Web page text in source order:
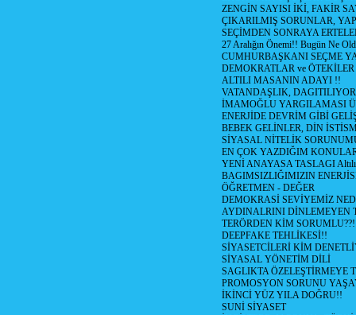
ZENGİN SAYISI İKİ, FAKİR
ÇIKARILMIŞ SORUNLAR,
SEÇİMDEN SONRAYA
27 Aralığın Önemi!! Bugün Ne
CUMHURBAŞKANI SEÇME
DEMOKRATLAR ve ÖTEKİLER
ALTILI MASANIN ADAYI !!
VATANDAŞLIK,
İMAMOĞLU YARGILAMASI
ENERJİDE DEVRİM GİBİ
BEBEK GELİNLER, DİN
SİYASAL NİTELİK
EN ÇOK YAZDIĞIM
YENİ ANAYASA TASLAGI Altılı
BAGIMSIZLIĞIMIZIN
ÖĞRETMEN - DEĞER
DEMOKRASİ SEVİYEMİZ
AYDINALRINI DİNLEMEYEN
TERÖRDEN KİM
DEEPFAKE TEHLİKESİ!!
SİYASETCİLERİ KİM
SİYASAL YÖNETİM DİLİ
SAGLIKTA ÖZELEŞTİRMEYE
PROMOSYON SORUNU
İKİNCİ YÜZ YILA DOĞRU!!
SUNİ SİYASET